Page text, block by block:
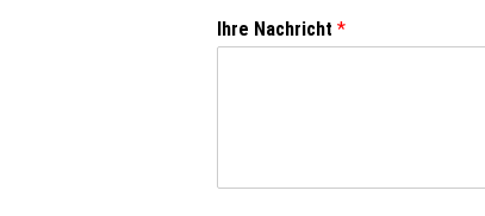
Ihre Nachricht *